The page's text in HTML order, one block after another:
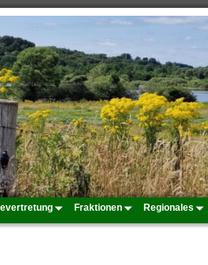
Fraktionen Regionales